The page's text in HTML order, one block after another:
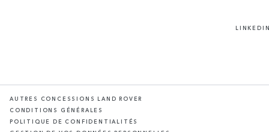
AUTRES CONCESSIONS LAND ROVER
CONDITIONS GÉNÉRALES
POLITIQUE DE CONFIDENTIALITÉS